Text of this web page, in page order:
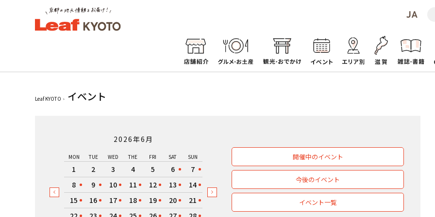
Leaf KYOTO イベント
2026年6月
MON TUE WED THE FRI SAT SUN
1 2 3 4 5 6
7
8
9 10 11 12 13
14
15
16 17 18 19 20
21
開催中のイベント
今後のイベント
イベント一覧